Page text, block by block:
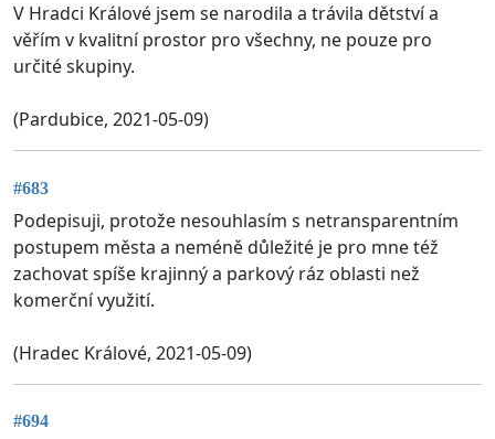
V Hradci Králové jsem se narodila a trávila dětství a
věřím v kvalitní prostor pro všechny, ne pouze pro
určité skupiny.
(Pardubice, 2021-05-09)
#683
Podepisuji, protože nesouhlasím s netransparentním
postupem města a neméně důležité je pro mne též
zachovat spíše krajinný a parkový ráz oblasti než
komerční využití.
(Hradec Králové, 2021-05-09)
#694